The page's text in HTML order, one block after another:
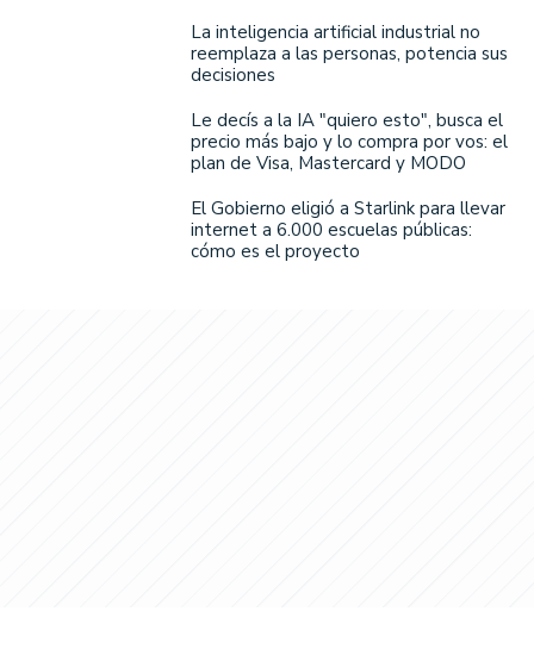
La inteligencia artificial industrial no
reemplaza a las personas, potencia sus
decisiones
Le decís a la IA "quiero esto", busca el
precio más bajo y lo compra por vos: el
plan de Visa, Mastercard y MODO
El Gobierno eligió a Starlink para llevar
internet a 6.000 escuelas públicas:
cómo es el proyecto